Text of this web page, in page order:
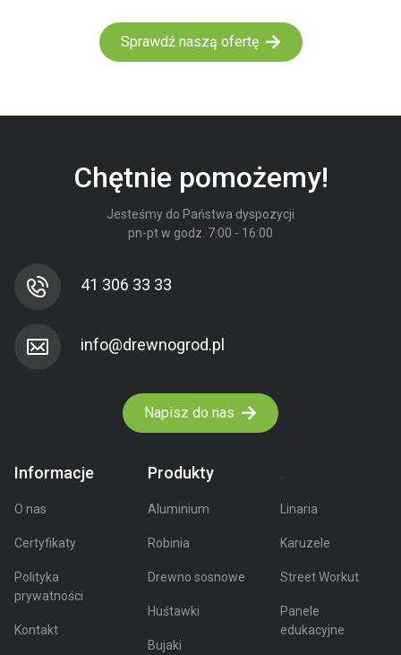
Sprawdź naszą ofertę
Chętnie pomożemy!
Jesteśmy do Państwa dyspozycji
pn-pt w godz. 7:00 - 16:00
41 306 33 33
Napisz do nas
Informacje
O nas
Certyfikaty
Polityka
prywatności
Kontakt
Produkty
Aluminium
Robinia
Drewno sosnowe
Huśtawki
Bujaki
Linaria
Karuzele
Street Workut
Panele
edukacyjne